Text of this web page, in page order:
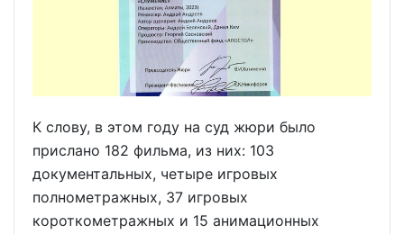
К слову, в этом году на суд жюри было
прислано 182 фильма, из них: 103
документальных, четыре игровых
полнометражных, 37 игровых
короткометражных и 15 анимационных